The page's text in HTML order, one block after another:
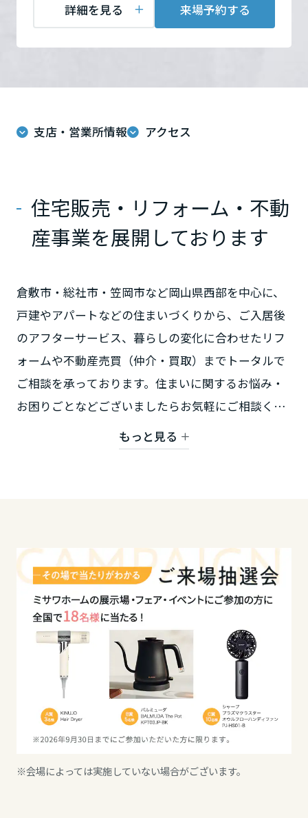
詳細を見る 来場予約する
支店・営業所情報 アクセス
住宅販売・リフォーム・不動
産事業を展開しております
倉敷市・総社市・笠岡市など岡山県西部を中心に、
戸建やアパートなどの住まいづくりから、ご入居後
のアフターサービス、暮らしの変化に合わせたリフ
ォームや不動産売買（仲介・買取）までトータルで
ご相談を承っております。住まいに関するお悩み・
お困りごとなどございましたらお気軽にご相談くだ
もっと見る
※会場によっては実施していない場合がございます。
千葉県
神奈川県
富山県
石川県
岐阜県
静岡県
三重県